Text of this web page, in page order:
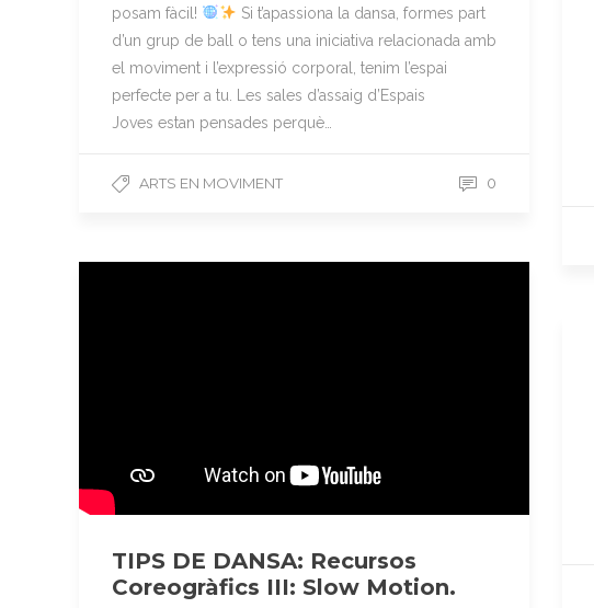
posam fàcil!
Si t’apassiona la dansa, formes part
d’un grup de ball o tens una iniciativa relacionada amb
el moviment i l’expressió corporal, tenim l’espai
perfecte per a tu. Les sales d’assaig d’Espais
Joves estan pensades perquè…
ARTS EN MOVIMENT 0
TIPS DE DANSA: Recursos
Coreogràfics III: Slow Motion.